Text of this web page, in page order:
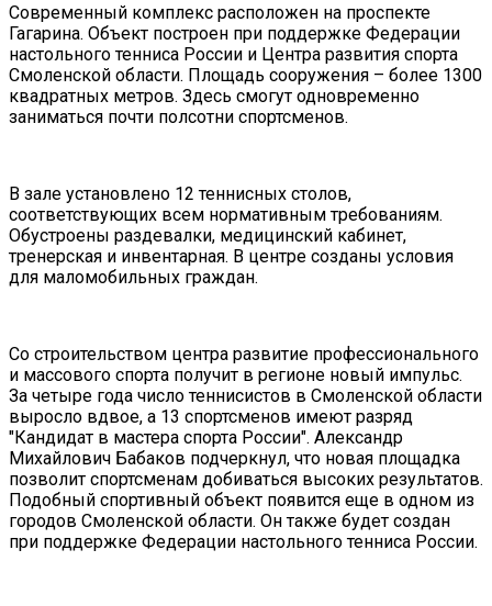
Современный комплекс расположен на проспекте
Гагарина. Объект построен при поддержке Федерации
настольного тенниса России и Центра развития спорта
Смоленской области. Площадь сооружения – более 1300
квадратных метров. Здесь смогут одновременно
заниматься почти полсотни спортсменов.
В зале установлено 12 теннисных столов,
соответствующих всем нормативным требованиям.
Обустроены раздевалки, медицинский кабинет,
тренерская и инвентарная. В центре созданы условия
для маломобильных граждан.
Со строительством центра развитие профессионального
и массового спорта получит в регионе новый импульс.
За четыре года число теннисистов в Смоленской области
выросло вдвое, а 13 спортсменов имеют разряд
"Кандидат в мастера спорта России". Александр
Михайлович Бабаков подчеркнул, что новая площадка
позволит спортсменам добиваться высоких результатов.
Подобный спортивный объект появится еще в одном из
городов Смоленской области. Он также будет создан
при поддержке Федерации настольного тенниса России.